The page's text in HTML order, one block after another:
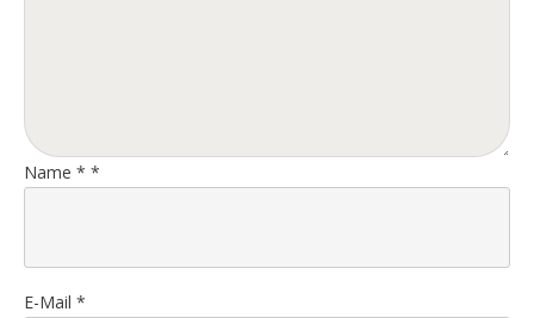
Name * *
E-Mail *